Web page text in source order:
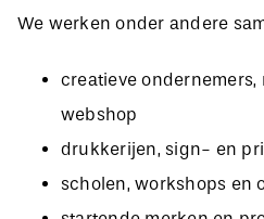
webshop
drukkerijen, sign- en
scholen, workshops en
startende merken en